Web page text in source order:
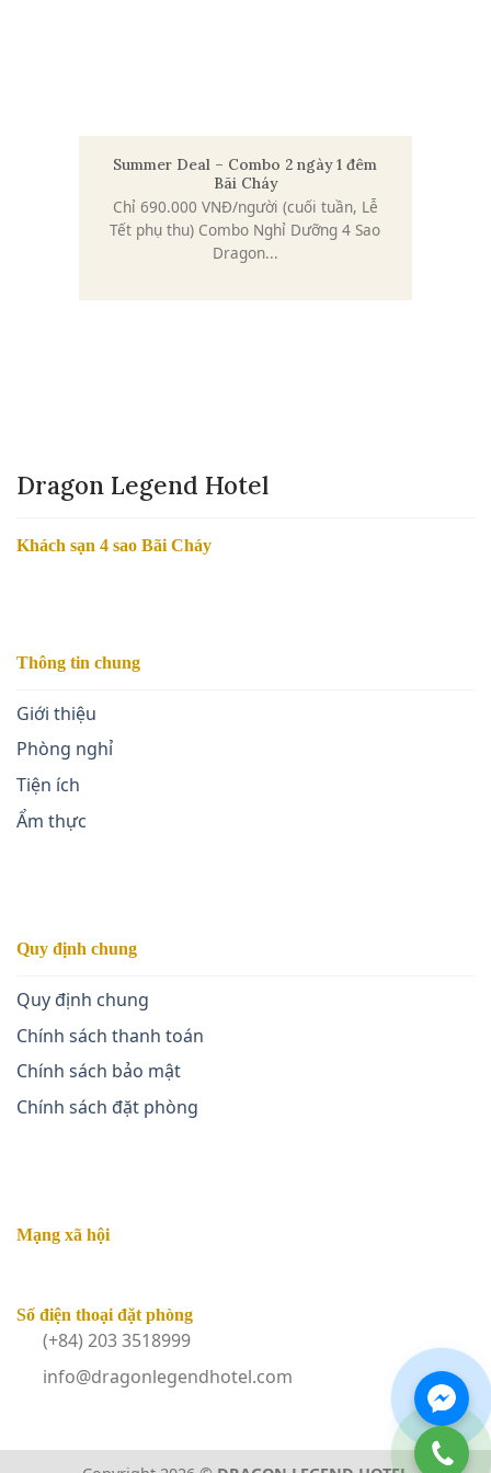
Summer Deal – Combo 2 ngày 1 đêm
Bãi Cháy
Chỉ 690.000 VNĐ/người (cuối tuần, Lễ
Tết phụ thu) Combo Nghỉ Dưỡng 4 Sao
Dragon...
Dragon Legend Hotel
Khách sạn 4 sao Bãi Cháy
Thông tin chung
Giới thiệu
Phòng nghỉ
Tiện ích
Ẩm thực
Quy định chung
Quy định chung
Chính sách thanh toán
Chính sách bảo mật
Chính sách đặt phòng
Mạng xã hội
Số điện thoại đặt phòng
(+84) 203 3518999
info@dragonlegendhotel.com